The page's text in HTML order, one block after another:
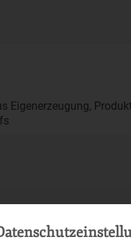
Eigenerzeugung,